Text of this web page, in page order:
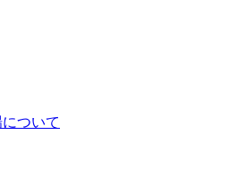
ついて